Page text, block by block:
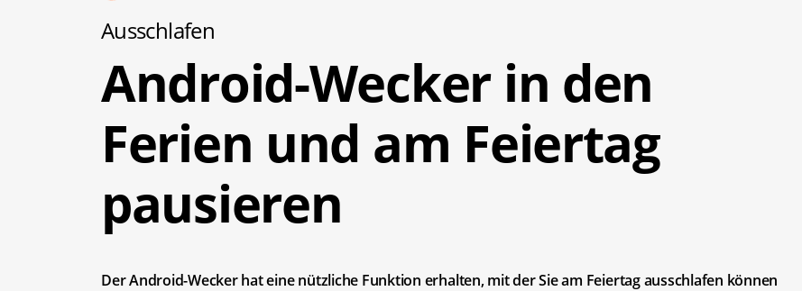
Ausschlafen
Android-Wecker in den
Ferien und am Feiertag
pausieren
Der Android-Wecker hat eine nützliche Funktion erhalten, mit der Sie am Feiertag ausschlafen können